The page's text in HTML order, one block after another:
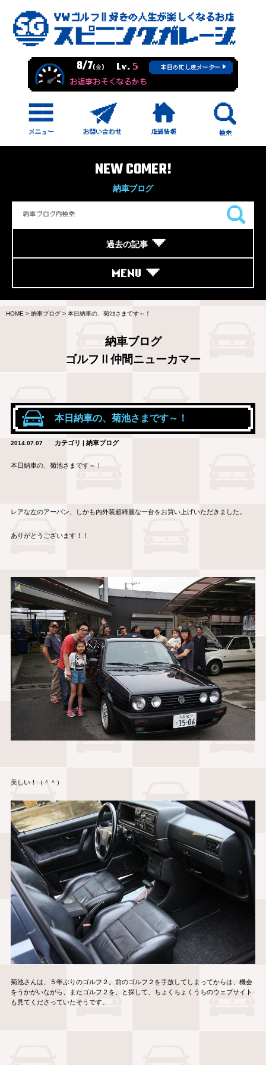
8/7(金) Lv. 5 本日の忙し度メーター
お返事おそくなるかも
NEW COMER!
納車ブログ
過去の記事
MENU
HOME > 納車ブログ > 本日納車の、菊池さまです～！
納車ブログ
ゴルフⅡ仲間ニューカマー
本日納車の、菊池さまです～！
2014.07.07 カテゴリ | 納車ブログ
本日納車の、菊池さまです～！
レアな左のアーバン、しかも内外装超綺麗な一台をお買い上げいただきました。
ありがとうございます！！
美しい！（＾＾）
菊池さんは、５年ぶりのゴルフ２。前のゴルフ２を手放してしまってからは、機会
をうかがいながら、またゴルフ２を、と探して、ちょくちょくうちのウェブサイト
も見てくださっていたそうです。